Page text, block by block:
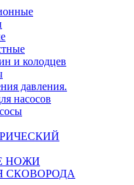
и колодцев
давления.
насосов
НОЖИ
СКОВОРОДА